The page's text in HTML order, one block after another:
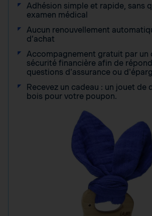
Adhésion simple et rapide, sans
examen médical
Aucun renouvellement
d’achat
Accompagnement gratuit par un
sécurité financière afin de
questions d'assurance ou
Recevez un cadeau : un jouet de
bois pour votre poupon.